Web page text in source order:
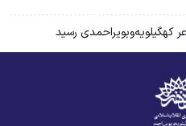
کهگیلویه‌وبویراحمدی رسید